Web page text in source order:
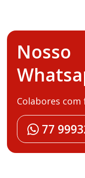
Nosso
Colabores com
77